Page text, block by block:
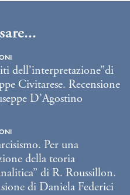
dell’interpretazione”di
Civitarese. Recensione
D’Agostino
Per una
della teoria
di R. Roussillon.
di Daniela Federici